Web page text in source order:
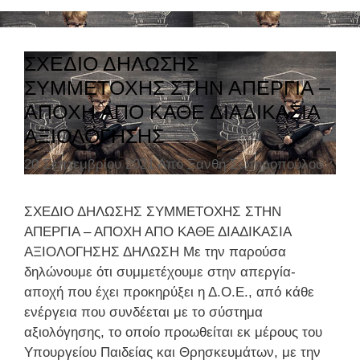
τ
γ
ο
ρ
ί
ε
ς
ΣΧΕΔΙΟ ΔΗΛΩΣΗΣ
ΣΥΜΜΕΤΟΧΗΣ ΣΤΗΝ ΑΠΕΡΓΙΑ –
ΑΠΟΧΗ ΑΠΟ ΚΑΘΕ ΔΙΑΔΙΚΑΣΙΑ
ΑΞΙΟΛΟΓΗΣΗΣ
20 Σεπτεμβρίου 2021 ΑπόΞανθή Σωτηροπούλου
ΣΧΕΔΙΟ ΔΗΛΩΣΗΣ ΣΥΜΜΕΤΟΧΗΣ ΣΤΗΝ
ΑΠΕΡΓΙΑ – ΑΠΟΧΗ ΑΠΟ ΚΑΘΕ ΔΙΑΔΙΚΑΣΙΑ
ΑΞΙΟΛΟΓΗΣΗΣ ΔΗΛΩΣΗ Με την παρούσα
δηλώνουμε ότι συμμετέχουμε στην απεργία-
αποχή που έχει προκηρύξει η Δ.Ο.Ε., από κάθε
ενέργεια που συνδέεται με το σύστημα
αξιολόγησης, το οποίο προωθείται εκ μέρους του
Υπουργείου Παιδείας και Θρησκευμάτων, με την